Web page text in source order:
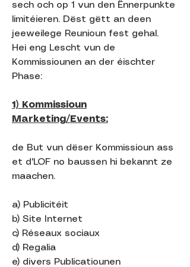
sech och op 1 vun den Ënnerpunkte
limitéieren. Dëst gëtt an deen
jeeweilege Reunioun fest gehal.
Hei eng Lescht vun de
Kommissiounen an der éischter
Phase:
1) Kommissioun
Marketing/Events:
de But vun dëser Kommissioun ass
et d'LOF no baussen hi bekannt ze
maachen.
a) Publicitéit
b) Site Internet
c) Réseaux sociaux
d) Regalia
e) divers Publicatiounen